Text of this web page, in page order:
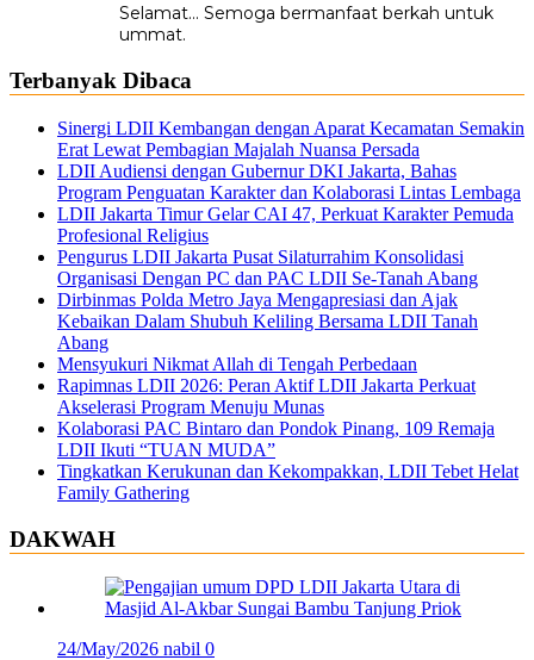
Selamat... Semoga bermanfaat berkah untuk
ummat.
Terbanyak Dibaca
Sinergi LDII Kembangan dengan Aparat Kecamatan Semakin
Erat Lewat Pembagian Majalah Nuansa Persada
LDII Audiensi dengan Gubernur DKI Jakarta, Bahas
Program Penguatan Karakter dan Kolaborasi Lintas Lembaga
LDII Jakarta Timur Gelar CAI 47, Perkuat Karakter Pemuda
Profesional Religius
Pengurus LDII Jakarta Pusat Silaturrahim Konsolidasi
Organisasi Dengan PC dan PAC LDII Se-Tanah Abang
Dirbinmas Polda Metro Jaya Mengapresiasi dan Ajak
Kebaikan Dalam Shubuh Keliling Bersama LDII Tanah
Abang
Mensyukuri Nikmat Allah di Tengah Perbedaan
Rapimnas LDII 2026: Peran Aktif LDII Jakarta Perkuat
Akselerasi Program Menuju Munas
Kolaborasi PAC Bintaro dan Pondok Pinang, 109 Remaja
LDII Ikuti “TUAN MUDA”
Tingkatkan Kerukunan dan Kekompakkan, LDII Tebet Helat
Family Gathering
DAKWAH
24/May/2026 nabil 0